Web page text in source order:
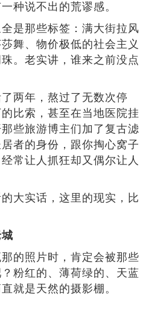
种说不出的荒谬感。
是那些标签：满大街拉风
舞、物价极低的社会主义
。老实讲，谁来之前没点
两年，熬过了无数次停
比索，甚至在当地医院挂
些旅游博主们加了复古滤
者的身份，跟你掏心窝子
常让人抓狂却又偶尔让人
大实话，这里的现实，比
的照片时，肯定会被那些
粉红的、薄荷绿的、天蓝
就是天然的摄影棚。